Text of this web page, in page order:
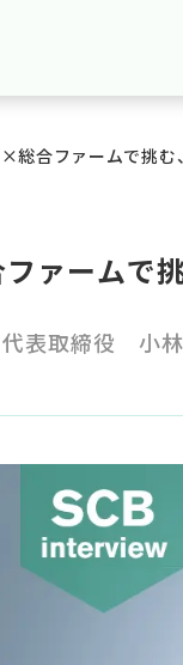
総合ファームで挑む
ァームで
表取締役 小林